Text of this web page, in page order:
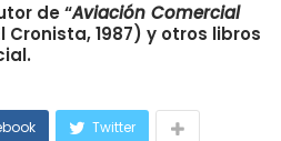
de “Aviación Comercial
Cronista, 1987) y otros libros
Twitter